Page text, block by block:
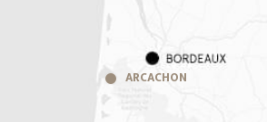
ARCACHON